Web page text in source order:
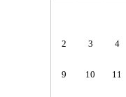
2 3 4
9 10 11